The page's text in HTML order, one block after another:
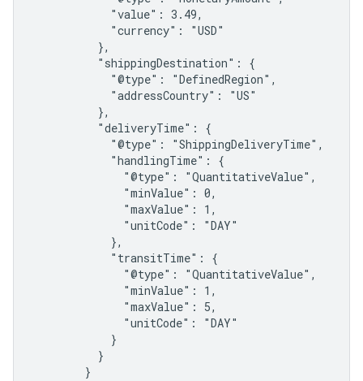
            "value": 3.49,
            "currency": "USD"
          },
          "shippingDestination": {
            "@type": "DefinedRegion",
            "addressCountry": "US"
          },
          "deliveryTime": {
            "@type": "ShippingDeliveryTime",
            "handlingTime": {
              "@type": "QuantitativeValue",
              "minValue": 0,
              "maxValue": 1,
              "unitCode": "DAY"
            },
            "transitTime": {
              "@type": "QuantitativeValue",
              "minValue": 1,
              "maxValue": 5,
              "unitCode": "DAY"
            }
          }
        }